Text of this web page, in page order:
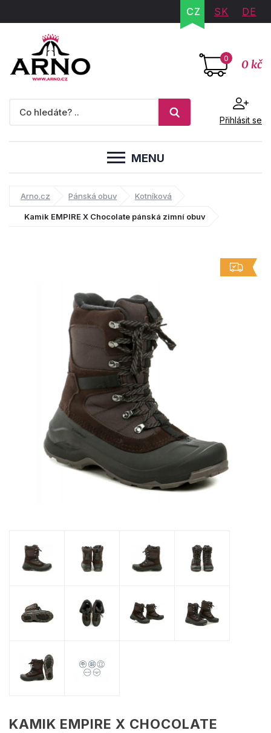
CZ SK DE
0 0 kč
Přihlásit se
MENU
Arno.cz Pánská obuv Kotníková
Kamik EMPIRE X Chocolate pánská zimní obuv
KAMIK EMPIRE X CHOCOLATE